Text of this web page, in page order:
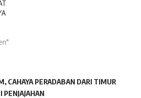
CAHAYA PERADABAN DARI TIMUR
PENJAJAHAN